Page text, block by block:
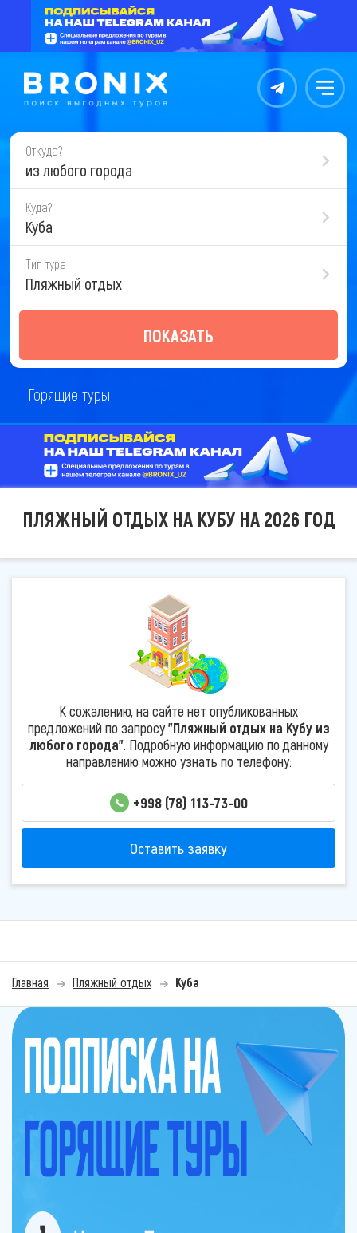
Контакты Меню
Откуда?
из любого города
Куда?
Куба
Тип тура
Пляжный отдых
ПОКАЗАТЬ
Горящие туры
ПЛЯЖНЫЙ ОТДЫХ НА КУБУ НА 2026 ГОД
К сожалению, на сайте нет опубликованных
предложений по запросу"Пляжный отдых на Кубу из
любого города". Подробную информацию по данному
направлению можно узнать по телефону:
+998 (78) 113-73-00
Оставить заявку
Главная Пляжный отдых Куба